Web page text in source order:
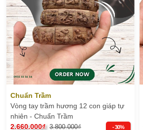
Chuẩn Trầm
Vòng tay trầm hương 12 con giáp tự
nhiên - Chuẩn Trầm
2.660.000₫ 3.800.000₫ - 30%